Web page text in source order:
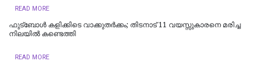
READ MORE
ഫുട്‌ബോള്‍ കളിക്കിടെ വാക്കുതര്‍ക്കം; തിടനാട് 11 വയസ്സുകാരനെ മരിച്ച
നിലയില്‍ കണ്ടെത്തി
READ MORE